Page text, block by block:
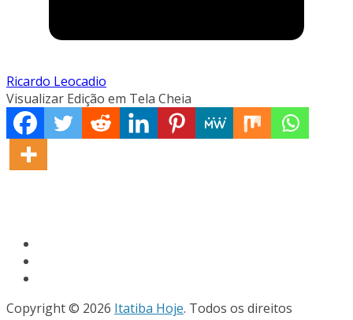
Ricardo Leocadio
Visualizar Edição em Tela Cheia
Copyright © 2026 Itatiba Hoje. Todos os direitos